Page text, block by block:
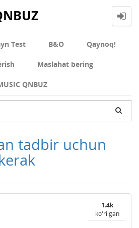
Test В&О Qaynoq!
Maslahat bering
QNBUZ
tadbir uchun
1.4k
ko'rilgan